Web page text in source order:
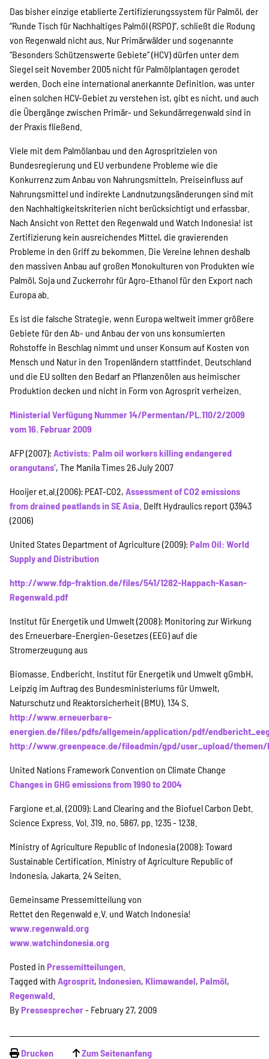
Das bisher einzige etablierte Zertifizierungssystem für Palmöl, der
“Runde Tisch für Nachhaltiges Palmöl (RSPO)”, schließt die Rodung
von Regenwald nicht aus. Nur Primärwälder und sogenannte
“Besonders Schützenswerte Gebiete” (HCV) dürfen unter dem
Siegel seit November 2005 nicht für Palmölplantagen gerodet
werden. Doch eine international anerkannte Definition, was unter
einen solchen HCV-Gebiet zu verstehen ist, gibt es nicht, und auch
die Übergänge zwischen Primär- und Sekundärregenwald sind in
der Praxis fließend.
Viele mit dem Palmölanbau und den Agrospritzielen von
Bundesregierung und EU verbundene Probleme wie die
Konkurrenz zum Anbau von Nahrungsmitteln, Preiseinfluss auf
Nahrungsmittel und indirekte Landnutzungsänderungen sind mit
den Nachhaltigkeitskriterien nicht berücksichtigt und erfassbar.
Nach Ansicht von Rettet den Regenwald und Watch Indonesia! ist
Zertifizierung kein ausreichendes Mittel, die gravierenden
Probleme in den Griff zu bekommen. Die Vereine lehnen deshalb
den massiven Anbau auf großen Monokulturen von Produkten wie
Palmöl, Soja und Zuckerrohr für Agro-Ethanol für den Export nach
Europa ab.
Es ist die falsche Strategie, wenn Europa weltweit immer größere
Gebiete für den Ab- und Anbau der von uns konsumierten
Rohstoffe in Beschlag nimmt und unser Konsum auf Kosten von
Mensch und Natur in den Tropenländern stattfindet. Deutschland
und die EU sollten den Bedarf an Pflanzenölen aus heimischer
Produktion decken und nicht in Form von Agrosprit verheizen.
Ministerial Verfügung Nummer 14/Permentan/PL.110/2/2009
vom 16. Februar 2009
AFP (2007): Activists: Palm oil workers killing endangered
orangutans’, The Manila Times 26 July 2007
Hooijer et.al.(2006): PEAT-CO2, Assessment of CO2 emissions
from drained peatlands in SE Asia . Delft Hydraulics report Q3943
(2006)
United States Department of Agriculture (2009): Palm Oil: World
Supply and Distribution
http://www.fdp-fraktion.de/files/541/1282-Happach-Kasan-
Regenwald.pdf
Institut für Energetik und Umwelt (2008): Monitoring zur Wirkung
des Erneuerbare-Energien-Gesetzes (EEG) auf die
Stromerzeugung aus
Biomasse. Endbericht. Institut für Energetik und Umwelt gGmbH,
Leipzig im Auftrag des Bundesministeriums für Umwelt,
Naturschutz und Reaktorsicherheit (BMU). 134 S.
http://www.erneuerbare-
energien.de/files/pdfs/allgemein/application/pdf/
http://www.greenpeace.de/fileadmin/gpd/user_upload/
United Nations Framework Convention on Climate Change
Changes in GHG emissions from 1990 to 2004
Fargione et.al. (2009): Land Clearing and the Biofuel Carbon Debt.
Science Express. Vol. 319. no. 5867, pp. 1235 - 1238.
Ministry of Agriculture Republic of Indonesia (2008): Toward
Sustainable Certification. Ministry of Agriculture Republic of
Indonesia, Jakarta. 24 Seiten.
Gemeinsame Pressemitteilung von
Rettet den Regenwald e.V. und Watch Indonesia!
www.regenwald.org
www.watchindonesia.org
Posted in Pressemitteilungen
Tagged with Agrosprit, Indonesien, Klimawandel, Palmöl,
Regenwald
ByPressesprecher- February 27, 2009
Drucken Zum Seitenanfang